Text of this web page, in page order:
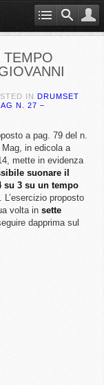
IN DRUMSET
N. 27 –
a pag. 79 del n.
in edicola a
mette in evidenza
suonare il
3 su un tempo
. L’esercizio proposto
volta in sette
dapprima sul